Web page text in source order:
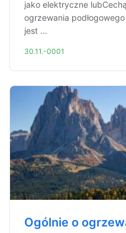
jako elektryczne
ogrzewania
jest ...
30.11.-0001
Ogólnie o